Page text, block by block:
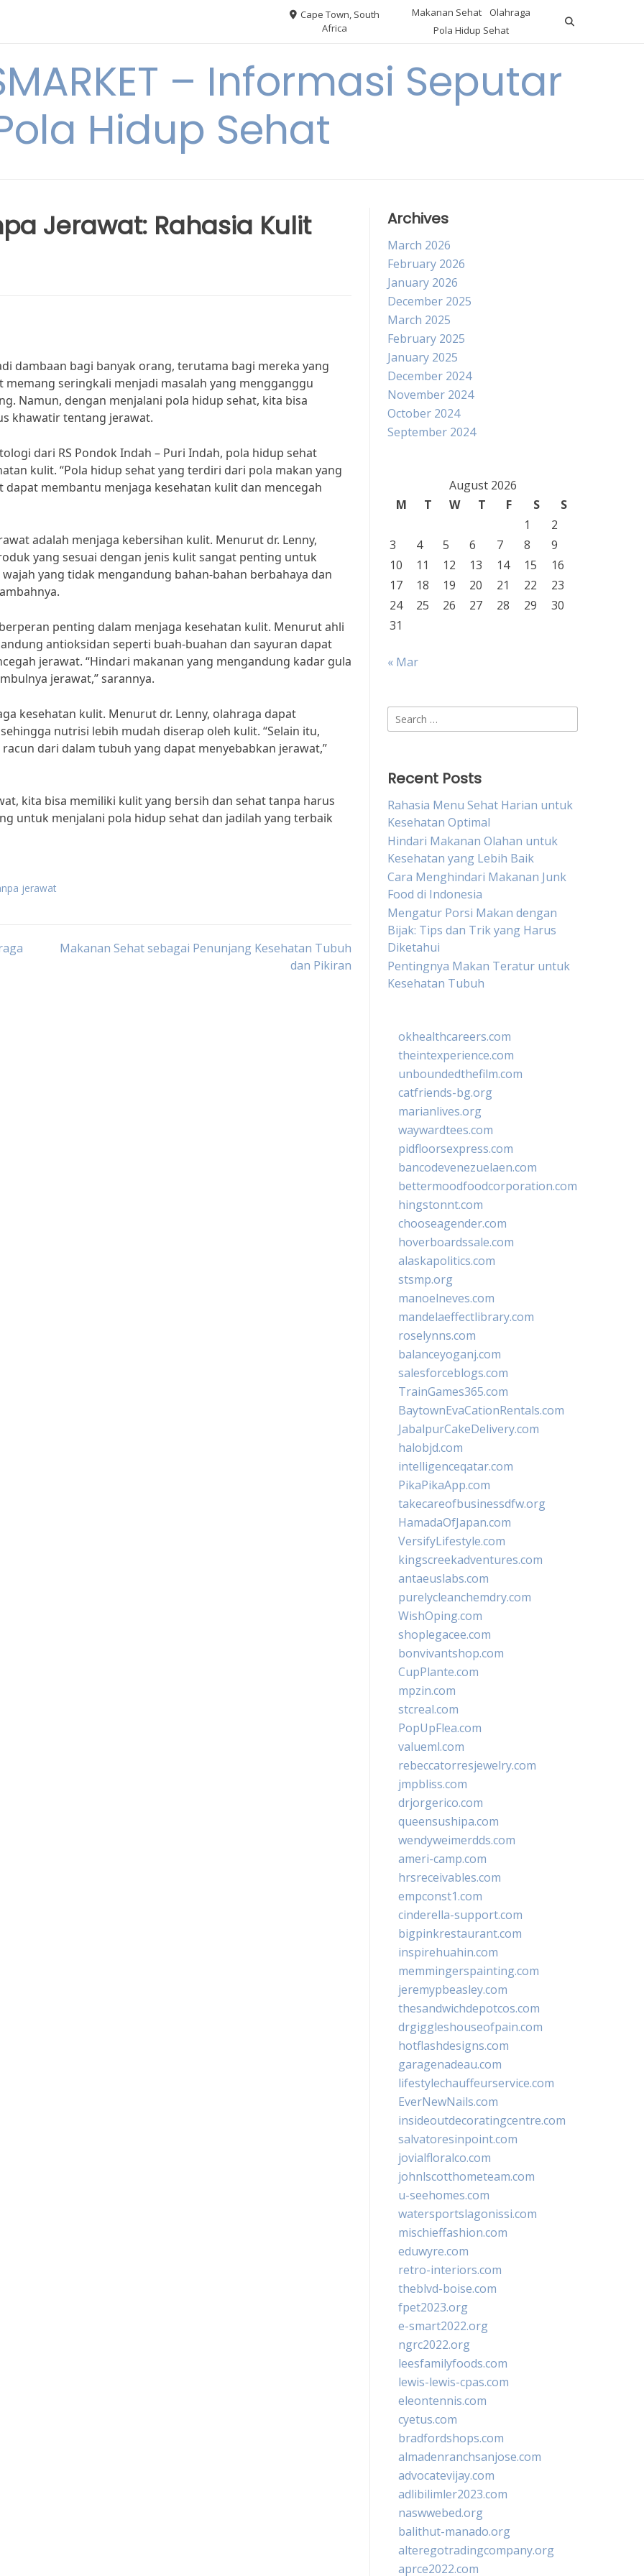
Cape Town, South
Africa
Makanan Sehat
Olahraga
Pola Hidup Sehat
– Informasi Seputar
Hidup Sehat
Jerawat: Rahasia Kulit
dambaan bagi banyak orang, terutama bagi mereka yang
seringkali menjadi masalah yang mengganggu
Namun, dengan menjalani pola hidup sehat, kita bisa
khawatir tentang jerawat.
dari RS Pondok Indah – Puri Indah, pola hidup sehat
kulit. “Pola hidup sehat yang terdiri dari pola makan yang
membantu menjaga kesehatan kulit dan mencegah
adalah menjaga kebersihan kulit. Menurut dr. Lenny,
yang sesuai dengan jenis kulit sangat penting untuk
yang tidak mengandung bahan-bahan berbahaya dan
penting dalam menjaga kesehatan kulit. Menurut ahli
antioksidan seperti buah-buahan dan sayuran dapat
jerawat. “Hindari makanan yang mengandung kadar gula
jerawat,” sarannya.
kesehatan kulit. Menurut dr. Lenny, olahraga dapat
nutrisi lebih mudah diserap oleh kulit. “Selain itu,
dari dalam tubuh yang dapat menyebabkan jerawat,”
kita bisa memiliki kulit yang bersih dan sehat tanpa harus
untuk menjalani pola hidup sehat dan jadilah yang terbaik
jerawat
Makanan Sehat sebagai Penunjang Kesehatan Tubuh
dan Pikiran
Archives
March 2026
February 2026
January 2026
December 2025
March 2025
February 2025
January 2025
December 2024
November 2024
October 2024
September 2024
August 2026
M
T W T F S
S
1
2
3
4 5 6 7 8
9
10
11 12 13 14 15
16
17
18 19 20 21 22
23
24
25 26 27 28 29
30
31
« Mar
Search
for:
Recent Posts
Rahasia Menu Sehat Harian untuk
Kesehatan Optimal
Hindari Makanan Olahan untuk
Kesehatan yang Lebih Baik
Cara Menghindari Makanan Junk
Food di Indonesia
Mengatur Porsi Makan dengan
Bijak: Tips dan Trik yang Harus
Diketahui
Pentingnya Makan Teratur untuk
Kesehatan Tubuh
okhealthcareers.com
theintexperience.com
unboundedthefilm.com
catfriends-bg.org
marianlives.org
waywardtees.com
pidfloorsexpress.com
bancodevenezuelaen.com
bettermoodfoodcorporation.com
hingstonnt.com
chooseagender.com
hoverboardssale.com
alaskapolitics.com
stsmp.org
manoelneves.com
mandelaeffectlibrary.com
roselynns.com
balanceyoganj.com
salesforceblogs.com
TrainGames365.com
BaytownEvaCationRentals.com
JabalpurCakeDelivery.com
halobjd.com
intelligenceqatar.com
PikaPikaApp.com
takecareofbusinessdfw.org
HamadaOfJapan.com
VersifyLifestyle.com
kingscreekadventures.com
antaeuslabs.com
purelycleanchemdry.com
WishOping.com
shoplegacee.com
bonvivantshop.com
CupPlante.com
mpzin.com
stcreal.com
PopUpFlea.com
valueml.com
rebeccatorresjewelry.com
jmpbliss.com
drjorgerico.com
queensushipa.com
wendyweimerdds.com
ameri-camp.com
hrsreceivables.com
empconst1.com
cinderella-support.com
bigpinkrestaurant.com
inspirehuahin.com
memmingerspainting.com
jeremypbeasley.com
thesandwichdepotcos.com
drgiggleshouseofpain.com
hotflashdesigns.com
garagenadeau.com
lifestylechauffeurservice.com
EverNewNails.com
insideoutdecoratingcentre.com
salvatoresinpoint.com
jovialfloralco.com
johnlscotthometeam.com
u-seehomes.com
watersportslagonissi.com
mischieffashion.com
eduwyre.com
retro-interiors.com
theblvd-boise.com
fpet2023.org
e-smart2022.org
ngrc2022.org
leesfamilyfoods.com
lewis-lewis-cpas.com
eleontennis.com
cyetus.com
bradfordshops.com
almadenranchsanjose.com
advocatevijay.com
adlibilimler2023.com
naswwebed.org
balithut-manado.org
alteregotradingcompany.org
aprce2022.com